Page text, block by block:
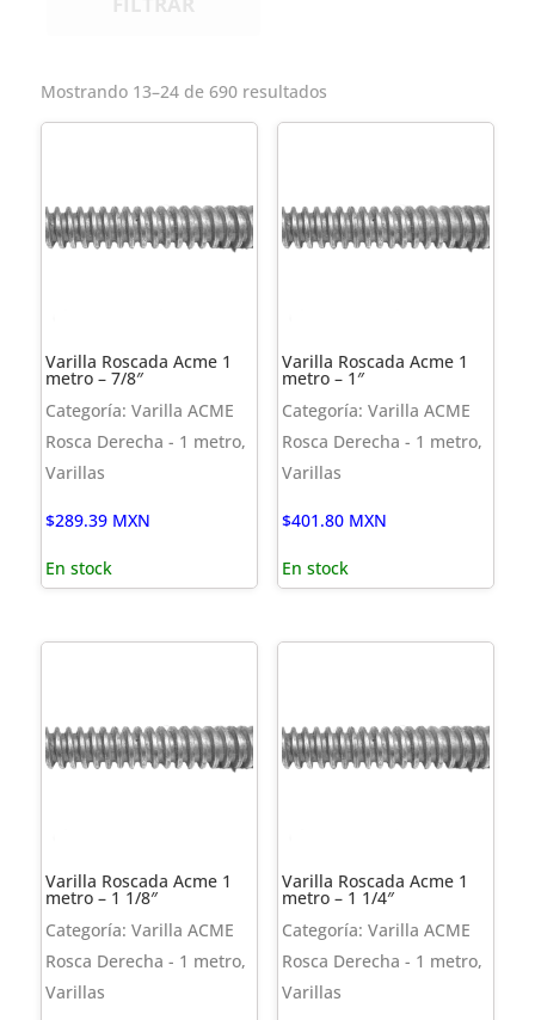
Mostrando 13–24 de 690 resultados
Varilla Roscada Acme 1
metro – 7/8″
Categoría: Varilla ACME
Rosca Derecha - 1 metro,
Varillas
$289.39 MXN
En stock
Varilla Roscada Acme 1
metro – 1″
Categoría: Varilla ACME
Rosca Derecha - 1 metro,
Varillas
$401.80 MXN
En stock
Varilla Roscada Acme 1
metro – 1 1/8″
Categoría: Varilla ACME
Rosca Derecha - 1 metro,
Varillas
Varilla Roscada Acme 1
metro – 1 1/4″
Categoría: Varilla ACME
Rosca Derecha - 1 metro,
Varillas